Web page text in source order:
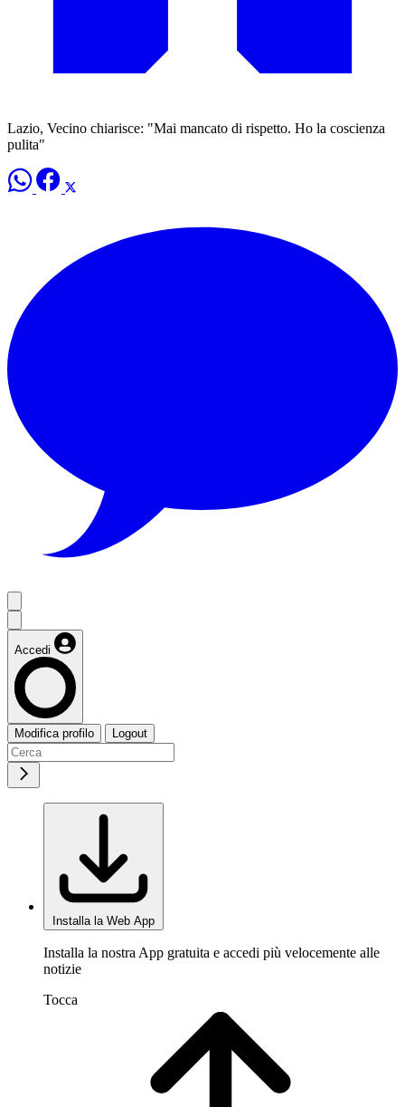
Lazio, Vecino chiarisce: "Mai mancato di rispetto. Ho la coscienza
pulita"
Accedi
Modifica profilo Logout
Installa la Web App
Installa la nostra App gratuita e accedi più velocemente alle
notizie
Tocca